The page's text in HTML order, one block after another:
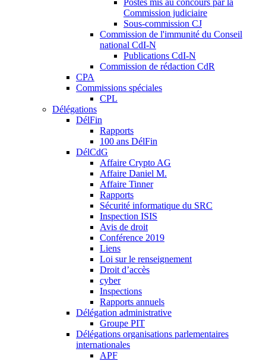
Postes mis au concours par la
Commission judiciaire
Sous-commission CJ
Commission de l'immunité du Conseil
national CdI-N
Publications CdI-N
Commission de rédaction CdR
CPA
Commissions spéciales
CPL
Délégations
DélFin
Rapports
100 ans DélFin
DélCdG
Affaire Crypto AG
Affaire Daniel M.
Affaire Tinner
Rapports
Sécurité informatique du SRC
Inspection ISIS
Avis de droit
Conférence 2019
Liens
Loi sur le renseignement
Droit d’accès
cyber
Inspections
Rapports annuels
Délégation administrative
Groupe PIT
Délégations organisations parlementaires
internationales
APF